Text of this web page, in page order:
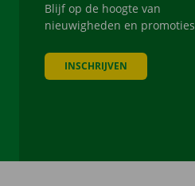
Blijf op de hoogte van
nieuwigheden en promoties
INSCHRIJVEN